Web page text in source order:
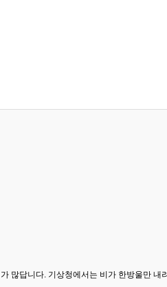
많답니다. 기상청에서는 비가 한방울만 내